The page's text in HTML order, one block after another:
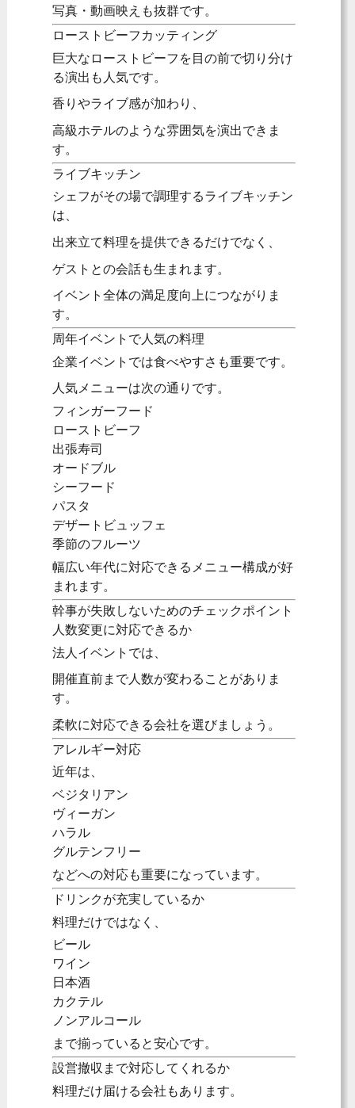
写真・動画映えも抜群です。
ローストビーフカッティング
巨大なローストビーフを目の前で切り分け
る演出も人気です。
香りやライブ感が加わり、
高級ホテルのような雰囲気を演出できま
す。
ライブキッチン
シェフがその場で調理するライブキッチン
は、
出来立て料理を提供できるだけでなく、
ゲストとの会話も生まれます。
イベント全体の満足度向上につながりま
す。
周年イベントで人気の料理
企業イベントでは食べやすさも重要です。
人気メニューは次の通りです。
フィンガーフード
ローストビーフ
出張寿司
オードブル
シーフード
パスタ
デザートビュッフェ
季節のフルーツ
幅広い年代に対応できるメニュー構成が好
まれます。
幹事が失敗しないためのチェックポイント
人数変更に対応できるか
法人イベントでは、
開催直前まで人数が変わることがありま
す。
柔軟に対応できる会社を選びましょう。
アレルギー対応
近年は、
ベジタリアン
ヴィーガン
ハラル
グルテンフリー
などへの対応も重要になっています。
ドリンクが充実しているか
料理だけではなく、
ビール
ワイン
日本酒
カクテル
ノンアルコール
まで揃っていると安心です。
設営撤収まで対応してくれるか
料理だけ届ける会社もあります。